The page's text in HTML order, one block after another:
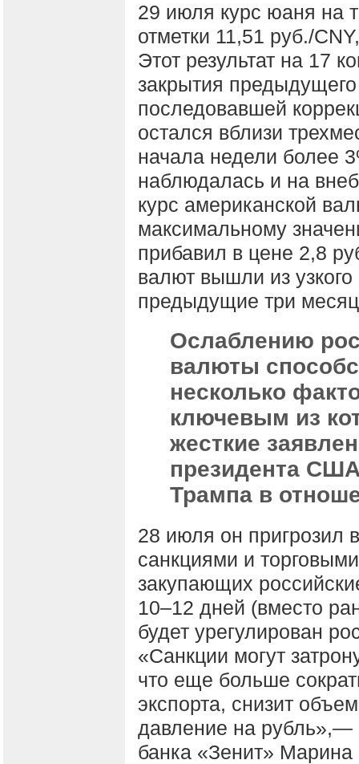
29 июля курс юаня на
отметки 11,51 руб./
Этот результат на 17
закрытия
последовавшей
остался вблизи
начала недели более
наблюдалась и на
курс американской
максимальному
прибавил в цене 2,8
валют вышли из узкого
предыдущие три
Ослаблению
валюты
несколько
ключевым из
жесткие
президента
Трампа в
28 июля он пригрозил
санкциями и
закупающих
10–12 дней (вместо
будет урегулирован
«Санкции могут
что еще больше
экспорта, снизит
давление на рубль»,—
банка «Зенит»